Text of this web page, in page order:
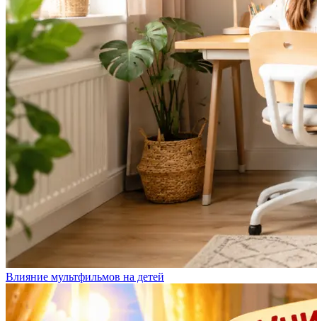
Влияние мультфильмов на детей